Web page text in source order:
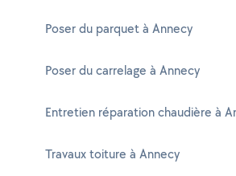
Poser du parquet à Annecy
Poser du carrelage à Annecy
Entretien réparation chaudière à
Travaux toiture à Annecy